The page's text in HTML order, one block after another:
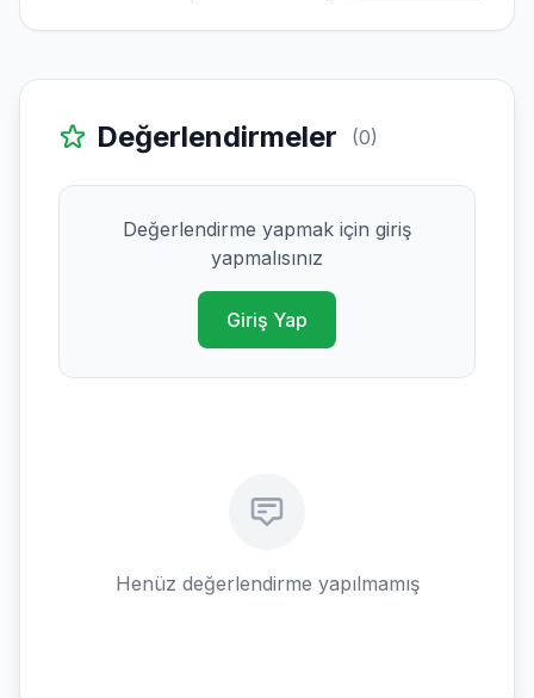
Değerlendirmeler (0)
Değerlendirme yapmak için giriş
yapmalısınız
Giriş Yap
Henüz değerlendirme yapılmamış